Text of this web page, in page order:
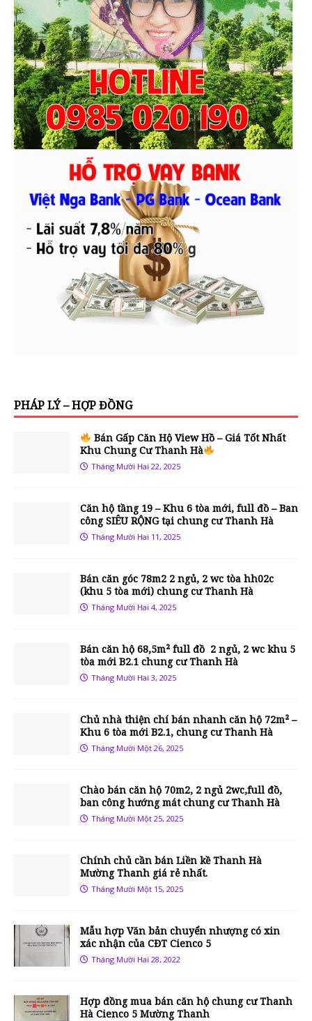
PHÁP LÝ – HỢP ĐỒNG
Bán Gấp Căn Hộ View Hồ – Giá Tốt Nhất
Khu Chung Cư Thanh Hà
Tháng Mười Hai 22, 2025
Căn hộ tầng 19 – Khu 6 tòa mới, full đồ – Ban
công SIÊU RỘNG tại chung cư Thanh Hà
Tháng Mười Hai 11, 2025
Bán căn góc 78m2 2 ngủ, 2 wc tòa hh02c
(khu 5 tòa mới) chung cư Thanh Hà
Tháng Mười Hai 4, 2025
Bán căn hộ 68,5m² full đồ 2 ngủ, 2 wc khu 5
tòa mới B2.1 chung cư Thanh Hà
Tháng Mười Hai 3, 2025
Chủ nhà thiện chí bán nhanh căn hộ 72m² –
Khu 6 tòa mới B2.1, chung cư Thanh Hà
Tháng Mười Một 26, 2025
Chào bán căn hộ 70m2, 2 ngủ 2wc,full đồ,
ban công hướng mát chung cư Thanh Hà
Tháng Mười Một 25, 2025
Chính chủ cần bán Liền kề Thanh Hà
Mường Thanh giá rẻ nhất.
Tháng Mười Một 15, 2025
Mẫu hợp Văn bản chuyển nhượng có xin
xác nhận của CĐT Cienco 5
Tháng Mười Hai 28, 2022
Hợp đồng mua bán căn hộ chung cư Thanh
Hà Cienco 5 Mường Thanh